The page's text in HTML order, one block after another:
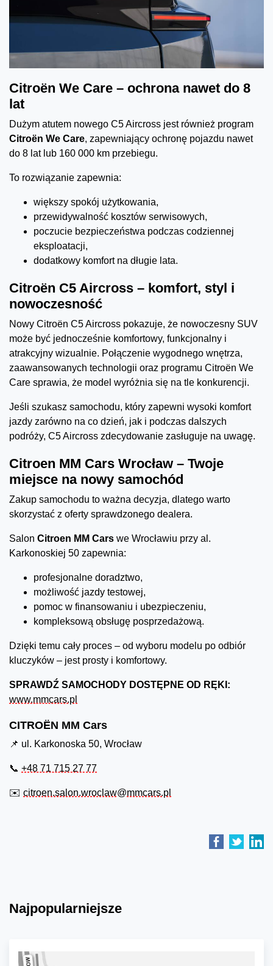
Citroën We Care – ochrona nawet do 8
lat
Dużym atutem nowego C5 Aircross jest również program
Citroën We Care, zapewniający ochronę pojazdu nawet
do 8 lat lub 160 000 km przebiegu.
To rozwiązanie zapewnia:
większy spokój użytkowania,
przewidywalność kosztów serwisowych,
poczucie bezpieczeństwa podczas codziennej
eksploatacji,
dodatkowy komfort na długie lata.
Citroën C5 Aircross – komfort, styl i
nowoczesność
Nowy Citroën C5 Aircross pokazuje, że nowoczesny SUV
może być jednocześnie komfortowy, funkcjonalny i
atrakcyjny wizualnie. Połączenie wygodnego wnętrza,
zaawansowanych technologii oraz programu Citroën We
Care sprawia, że model wyróżnia się na tle konkurencji.
Jeśli szukasz samochodu, który zapewni wysoki komfort
jazdy zarówno na co dzień, jak i podczas dalszych
podróży, C5 Aircross zdecydowanie zasługuje na uwagę.
Citroen MM Cars Wrocław – Twoje
miejsce na nowy samochód
Zakup samochodu to ważna decyzja, dlatego warto
skorzystać z oferty sprawdzonego dealera.
Salon Citroen MM Cars we Wrocławiu przy al.
Karkonoskiej 50 zapewnia:
profesjonalne doradztwo,
możliwość jazdy testowej,
pomoc w finansowaniu i ubezpieczeniu,
kompleksową obsługę posprzedażową.
Dzięki temu cały proces – od wyboru modelu po odbiór
kluczyków – jest prosty i komfortowy.
SPRAWDŹ SAMOCHODY DOSTĘPNE OD RĘKI:
www.mmcars.pl
CITROËN MM Cars
📌 ul. Karkonoska 50, Wrocław
📞 +48 71 715 27 77
✉️ citroen.salon.wroclaw@mmcars.pl
Najpopularniejsze